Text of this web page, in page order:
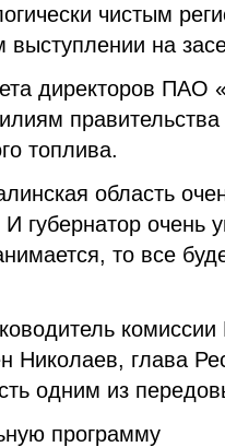
чистым
на
директоров ПАО
топлива.
область
губернатор очень
то все
Николаев, глава
одним из
программу